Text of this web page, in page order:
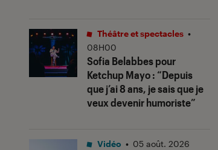
Sofia Belabbes pour
Ketchup Mayo: “Depuis
que j’ai 8 ans, je sais que je
veux devenir humoriste”
Théâtre et spectacles •
08H00
Vidéo • 05 août. 2026